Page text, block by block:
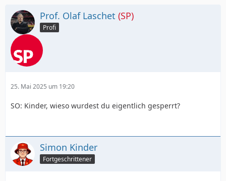
Prof. Olaf Laschet (SP)
Profi
25. Mai 2025 um 19:20
SO: Kinder, wieso wurdest du eigentlich gesperrt?
Simon Kinder
Fortgeschrittener